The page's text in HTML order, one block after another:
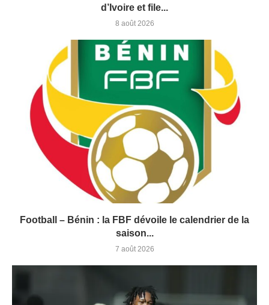
d’Ivoire et file...
8 août 2026
Football – Bénin : la FBF dévoile le calendrier de la
saison...
7 août 2026